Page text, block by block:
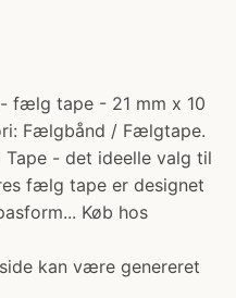
fælg tape - 21 mm x 10
Fælgbånd / Fælgtape.
Tape - det ideelle valg til
fælg tape er designet
Køb hos
kan være genereret